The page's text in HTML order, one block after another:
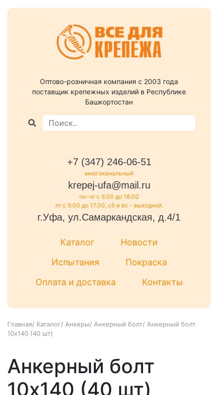
Оптово-розничная компания c 2003 года
поставщик крепежных изделий в Республике
Башкортостан
+7 (347) 246-06-51
многоканальный
krepej-ufa@mail.ru
пн-чт с 9.00 до 18.00
пт с 9.00 до 17.00, сб и вс - выходной.
г.Уфа, ул.Самаркандская, д.4/1
Каталог
Новости
Испытания
Покраска
Оплата и доставка
Контакты
Главная/ Каталог/ Анкеры/ Анкерный болт/ Анкерный болт
10х140 (40 шт)
Анкерный болт
10х140 (40 шт)